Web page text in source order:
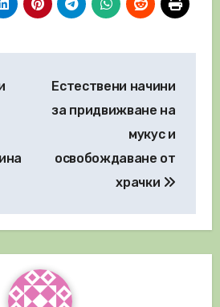
Естествени начини
за придвижване на
мукус и
освобождаване от
храчки